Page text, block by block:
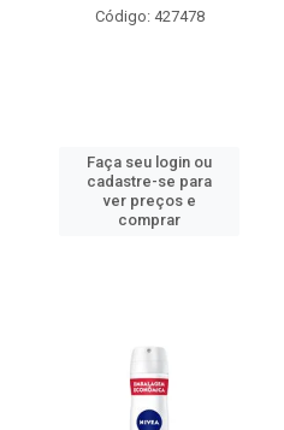
Código: 427478
Faça seu login ou
cadastre-se para
ver preços e
comprar